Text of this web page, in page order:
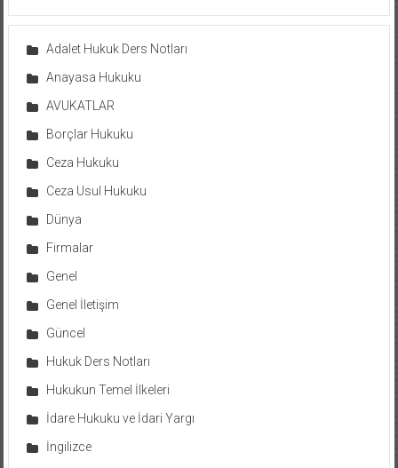
Adalet Hukuk Ders Notları
Anayasa Hukuku
AVUKATLAR
Borçlar Hukuku
Ceza Hukuku
Ceza Usul Hukuku
Dünya
Firmalar
Genel
Genel İletişim
Güncel
Hukuk Ders Notları
Hukukun Temel İlkeleri
İdare Hukuku ve İdari Yargı
İngilizce